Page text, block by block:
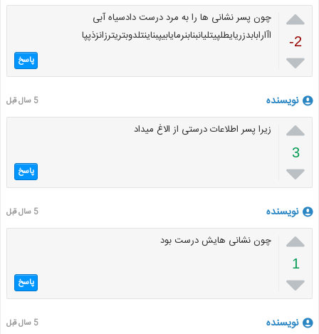

-2

چون پسر نشانی ها را به مرد درست دادسیاه آبی
اآارابابدزریایطلپیتلیانبنابنرمایابیپبناینتلدوبتریترزانزذپپا
پاسخ
نویسنده 5 سال قبل

3

زیرا پسر اطلاعات درستی از الاغ میداد
پاسخ
نویسنده 5 سال قبل

1

چون نشانی هایش درست بود
پاسخ
نویسنده 5 سال قبل